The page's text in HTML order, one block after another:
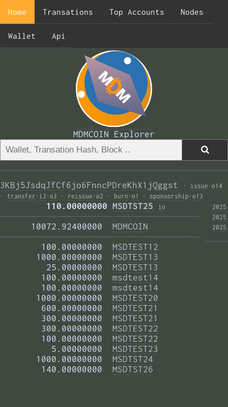
Home Transations Top Accounts Nodes
Wallet Api
MDMCOIN Explorer
3KBj5JsdqJfCf6jo6FnncPDreKhX1jQggst · issue · o14
· transfer · i3 · o3 · reissue · o2 · burn · o1 · sponsorship · o13
         110.00000000
MSDTST25 io
———————————————————————————————————————
      10072.92400000
MDMCOIN
———————————————————————————————————————
        100.00000000
MSDTEST12
       1000.00000000
MSDTEST13
         25.00000000
MSDTEST13
        100.00000000
msdtest14
        100.00000000
msdtest14
       1000.00000000
MSDTEST20
        600.00000000
MSDTEST21
        300.00000000
MSDTEST21
        300.00000000
MSDTEST22
        100.00000000
MSDTEST22
          5.00000000
MSDTEST23
       1000.00000000
MSDTST24
        140.00000000
MSDTST26